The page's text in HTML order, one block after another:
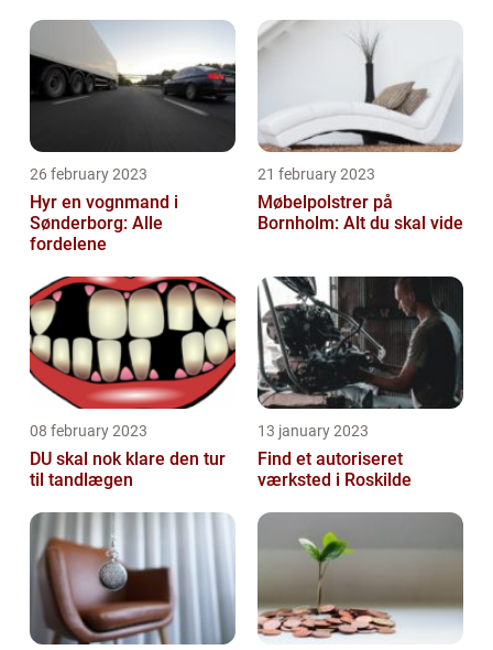
26 february 2023
Hyr en vognmand i
Sønderborg: Alle
fordelene
21 february 2023
Møbelpolstrer på
Bornholm: Alt du skal vide
08 february 2023
DU skal nok klare den tur
til tandlægen
13 january 2023
Find et autoriseret
værksted i Roskilde